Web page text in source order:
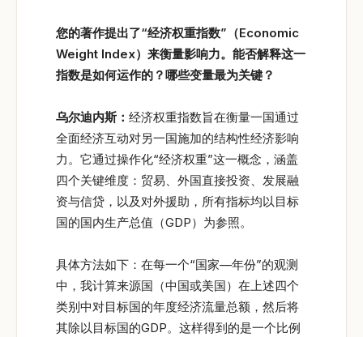
您的著作提出了“经济权重指数” （Economic
Weight Index）来衡量影响力。能否解释这一
指数是如何运作的？哪些变量最为关键？
乌尔迪内斯： 经济权重指数旨在衡量一国通过
全面经济互动对另一国施加的结构性经济影响
力。它通过操作化“经济权重”这一概念，涵盖
四个关键维度：贸易、外国直接投资、发展融
资与信贷，以及对外援助，所有指标均以目标
国的国内生产总值（GDP）为参照。
具体方法如下：在每一个“国家—年份”的观测
中，我计算来源国（中国或美国）在上述四个
类别中对目标国的年度经济流量总额，然后将
其除以目标国的GDP。这样得到的是一个比例